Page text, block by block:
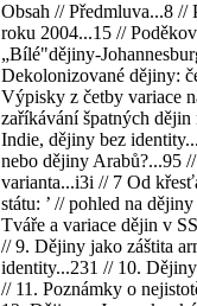
Obsah // Předmluva...8 //
roku 2004...15 //
„Bílé"dějiny-
Dekolonizované dějiny:
Výpisky z četby variace
zaříkávání špatných
Indie, dějiny bez
nebo dějiny Arabů?...95
varianta...i3i // 7 Od
státu: ’ // pohled na
Tváře a variace dějin v
// 9. Dějiny jako záštita
identity...231 // 10.
// 11. Poznámky o